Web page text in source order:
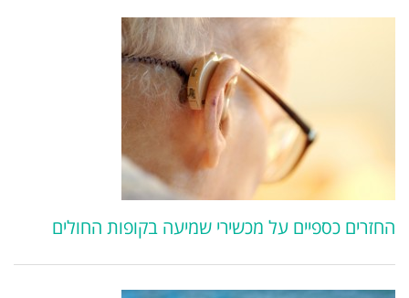
החזרים כספיים על מכשירי שמיעה בקופות החולים